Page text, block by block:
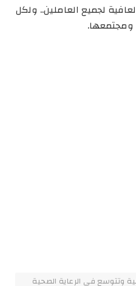
لجميع العاملين.. ولكل
ومجتمعها.
وتتوسع في الرعاية الصحية